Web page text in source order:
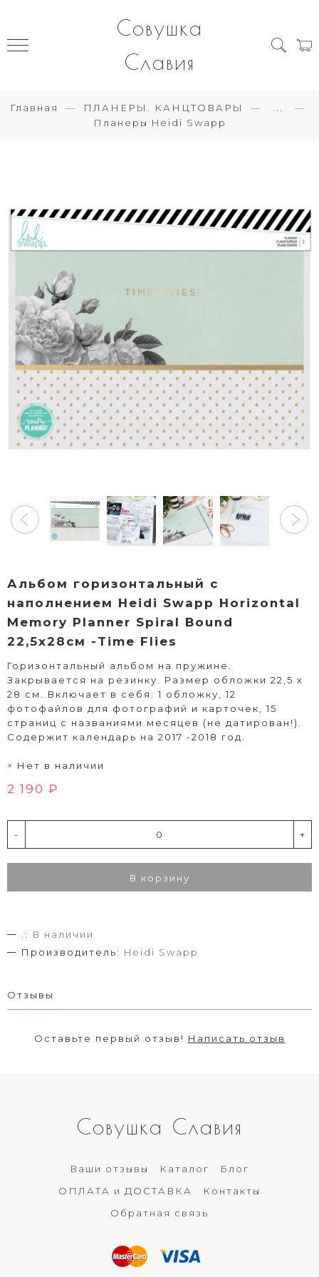
Совушка
Славия
Главная ПЛАНЕРЫ. КАНЦТОВАРЫ
Планеры Heidi Swapp
Альбом горизонтальный с
наполнением Heidi Swapp Horizontal
Memory Planner Spiral Bound
22,5х28см -Time Flies
Горизонтальный альбом на пружине.
Закрывается на резинку. Размер обложки 22,5 х
28 см. Включает в себя: 1 обложку, 12
фотофайлов для фотографий и карточек, 15
страниц с названиями месяцев (не датирован!).
Содержит календарь на 2017 -2018 год.
Нет в наличии
2 190 ₽
- +
В корзину
.:
В наличии
Производитель: Heidi Swapp
Отзывы
Оставьте первый отзыв! Написать отзыв
Совушка Славия
Ваши отзывы Каталог
Блог
ОПЛАТА и ДОСТАВКА
Контакты
Обратная связь